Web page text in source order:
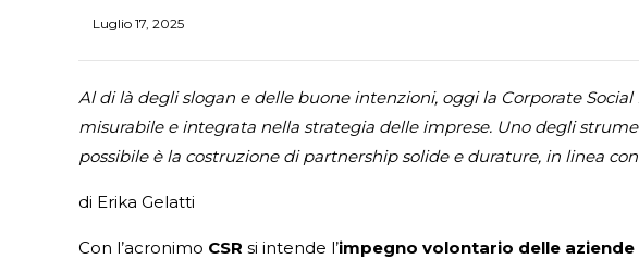
Luglio 17, 2025
Al di là degli slogan e delle buone intenzioni, oggi la Corporate
misurabile e integrata nella strategia delle imprese. Uno degli
possibile è la costruzione di partnership solide e durature, in linea
di Erika Gelatti
Con l’acronimo CSR si intende l’impegno volontario delle